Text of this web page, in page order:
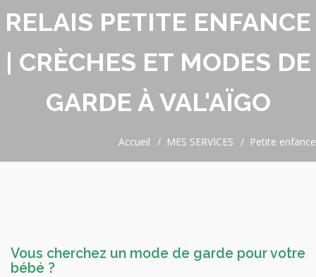
RELAIS PETITE ENFANCE
| CRÈCHES ET MODES DE
GARDE À VAL'AÏGO
Accueil MES SERVICES Petite enfance
Vous cherchez un mode de garde pour votre
bébé ?